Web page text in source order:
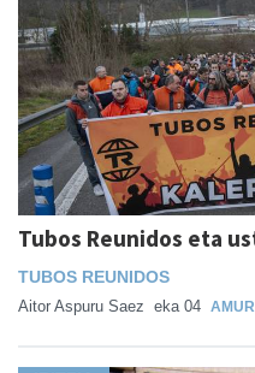
Tubos Reunidos eta
TUBOS REUNIDOS
Aitor Aspuru Saez eka 04